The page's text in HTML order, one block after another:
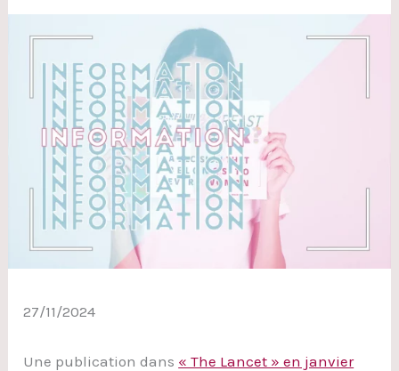
27/11/2024
Une publication dans « The Lancet » en janvier